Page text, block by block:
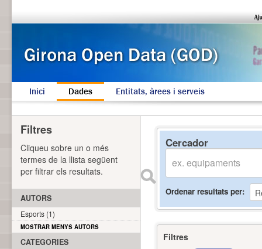
Inici Dades Entitats, àrees i serveis
Cercador
Ordenar resultats per
Filtres
Filtres
Cliqueu sobre un o més
termes de la llista següent
per filtrar els resultats.
AUTORS
Esports (1)
MOSTRAR MENYS AUTORS
CATEGORIES